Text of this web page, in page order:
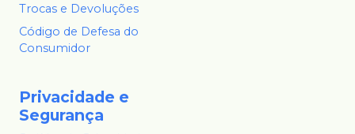
Trocas e Devoluções
Código de Defesa do
Consumidor
Privacidade e
Segurança